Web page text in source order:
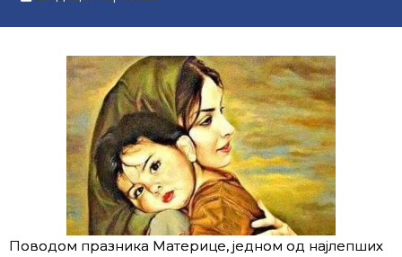
Поводом празника Материце, једном од најлепших